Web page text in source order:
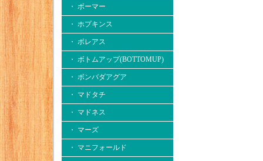
・ ボーマー
・ ホプキンス
・ ボレアス
・ ボトムアップ(BOTTOMUP)
・ ボンバダアグア
・ マドタチ
・ マドネス
・ マーズ
・ マニフォールド